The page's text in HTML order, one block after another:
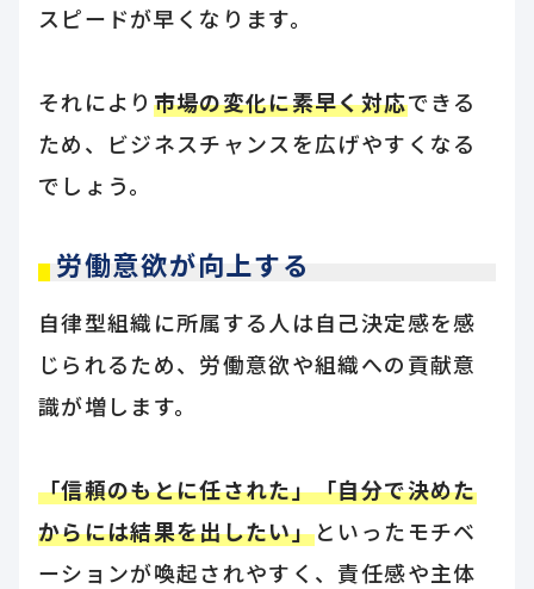
スピードが早くなります。
それにより 市場の変化に素早く対応できる
ため、ビジネスチャンスを広げやすくなる
でしょう。
労働意欲が向上する
自律型組織に所属する人は自己決定感を感
じられるため、労働意欲や組織への貢献意
識が増します。
「信頼のもとに任された」「自分で決めた
からには結果を出したい」といったモチベ
ーションが喚起されやすく、責任感や主体